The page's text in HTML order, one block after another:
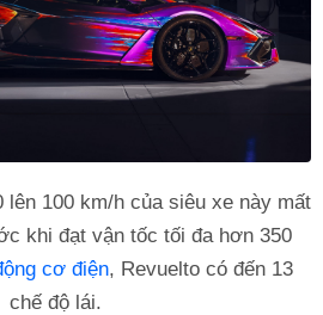
lên 100 km/h của siêu xe này mất
khi đạt vận tốc tối đa hơn 350
cơ điện, Revuelto có đến 13
chế độ lái.